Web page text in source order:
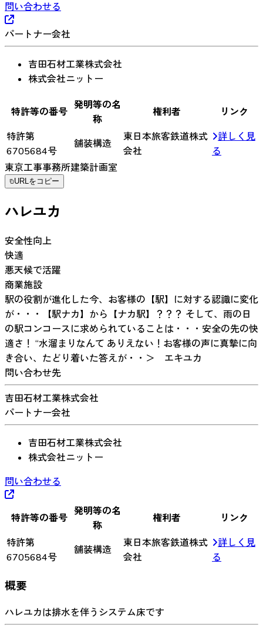
問い合わせる
パートナー会社
吉田石材工業株式会社
株式会社ニットー
特許等の番号
発明等の名
称
権利者
リンク
特許第
6705684号
舗装構造
東日本旅客鉄道株式
会社
詳しく見
る
東京工事事務所建築計画室
URLをコピー
ハレユカ
安全性向上
快適
悪天候で活躍
商業施設
駅の役割が進化した今、お客様の【駅】に対する認識に変化
が・・・【駅ナカ】から【ナカ駅】？？？ そして、雨の日
の駅コンコースに求められていることは・・・安全の先の快
適さ！ “水溜まりなんて ありえない！お客様の声に真摯に向
き合い、たどり着いた答えが・・＞ エキユカ
問い合わせ先
吉田石材工業株式会社
パートナー会社
吉田石材工業株式会社
株式会社ニットー
問い合わせる
特許等の番号
発明等の名
称
権利者
リンク
特許第
6705684号
舗装構造
東日本旅客鉄道株式
会社
詳しく見
る
概要
ハレユカは排水を伴うシステム床です